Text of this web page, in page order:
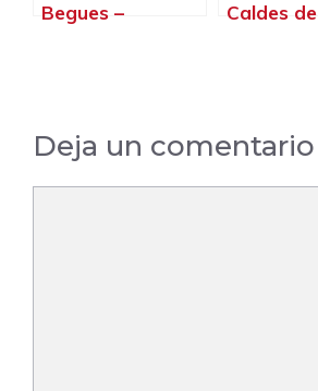
Begues –
Caldes de
Deja un comentario